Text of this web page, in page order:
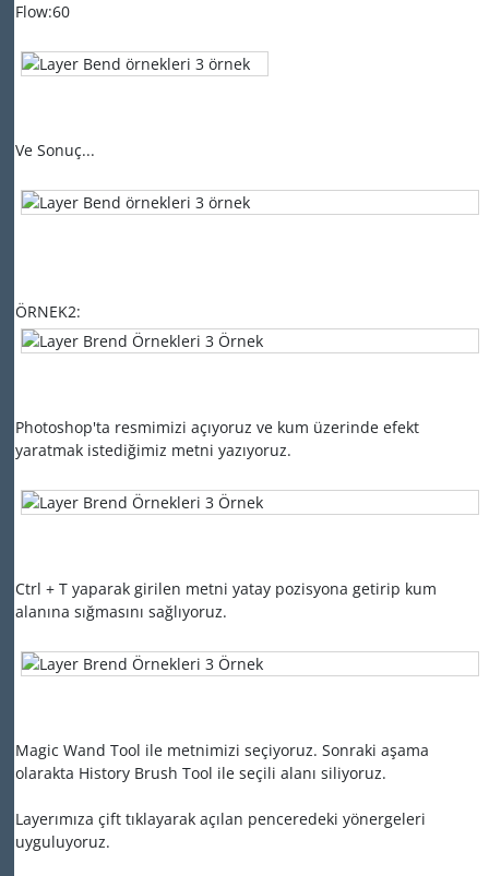
Flow:60
Ve Sonuç...
ÖRNEK2:
Photoshop'ta resmimizi açıyoruz ve kum üzerinde efekt
yaratmak istediğimiz metni yazıyoruz.
Ctrl + T yaparak girilen metni yatay pozisyona getirip kum
alanına sığmasını sağlıyoruz.
Magic Wand Tool ile metnimizi seçiyoruz. Sonraki aşama
olarakta History Brush Tool ile seçili alanı siliyoruz.
Layerımıza çift tıklayarak açılan penceredeki yönergeleri
uyguluyoruz.